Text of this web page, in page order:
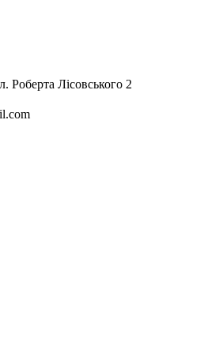
Роберта Лісовського 2